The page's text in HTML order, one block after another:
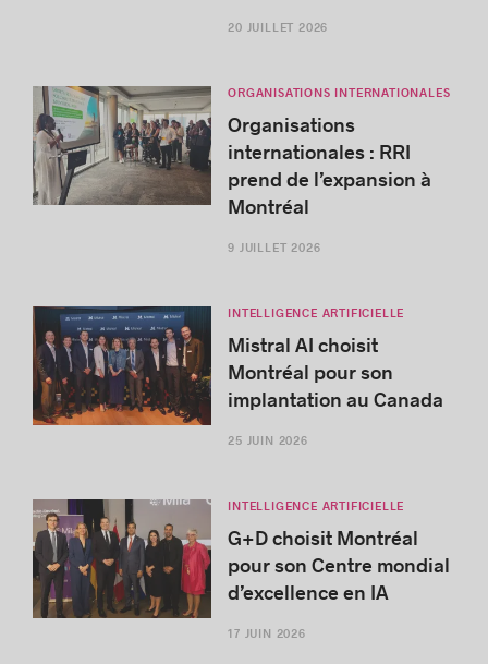
20 JUILLET 2026
ORGANISATIONS INTERNATIONALES
Organisations
internationales : RRI
prend de l’expansion à
Montréal
9 JUILLET 2026
INTELLIGENCE ARTIFICIELLE
Mistral AI choisit
Montréal pour son
implantation au Canada
25 JUIN 2026
INTELLIGENCE ARTIFICIELLE
G+D choisit Montréal
pour son Centre mondial
d’excellence en IA
17 JUIN 2026